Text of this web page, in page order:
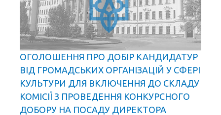
ОГОЛОШЕННЯ ПРО ДОБІР КАНДИДАТУР
ВІД ГРОМАДСЬКИХ ОРГАНІЗАЦІЙ У СФЕРІ
КУЛЬТУРИ ДЛЯ ВКЛЮЧЕННЯ ДО СКЛАДУ
КОМІСІЇ З ПРОВЕДЕННЯ КОНКУРСНОГО
ДОБОРУ НА ПОСАДУ ДИРЕКТОРА